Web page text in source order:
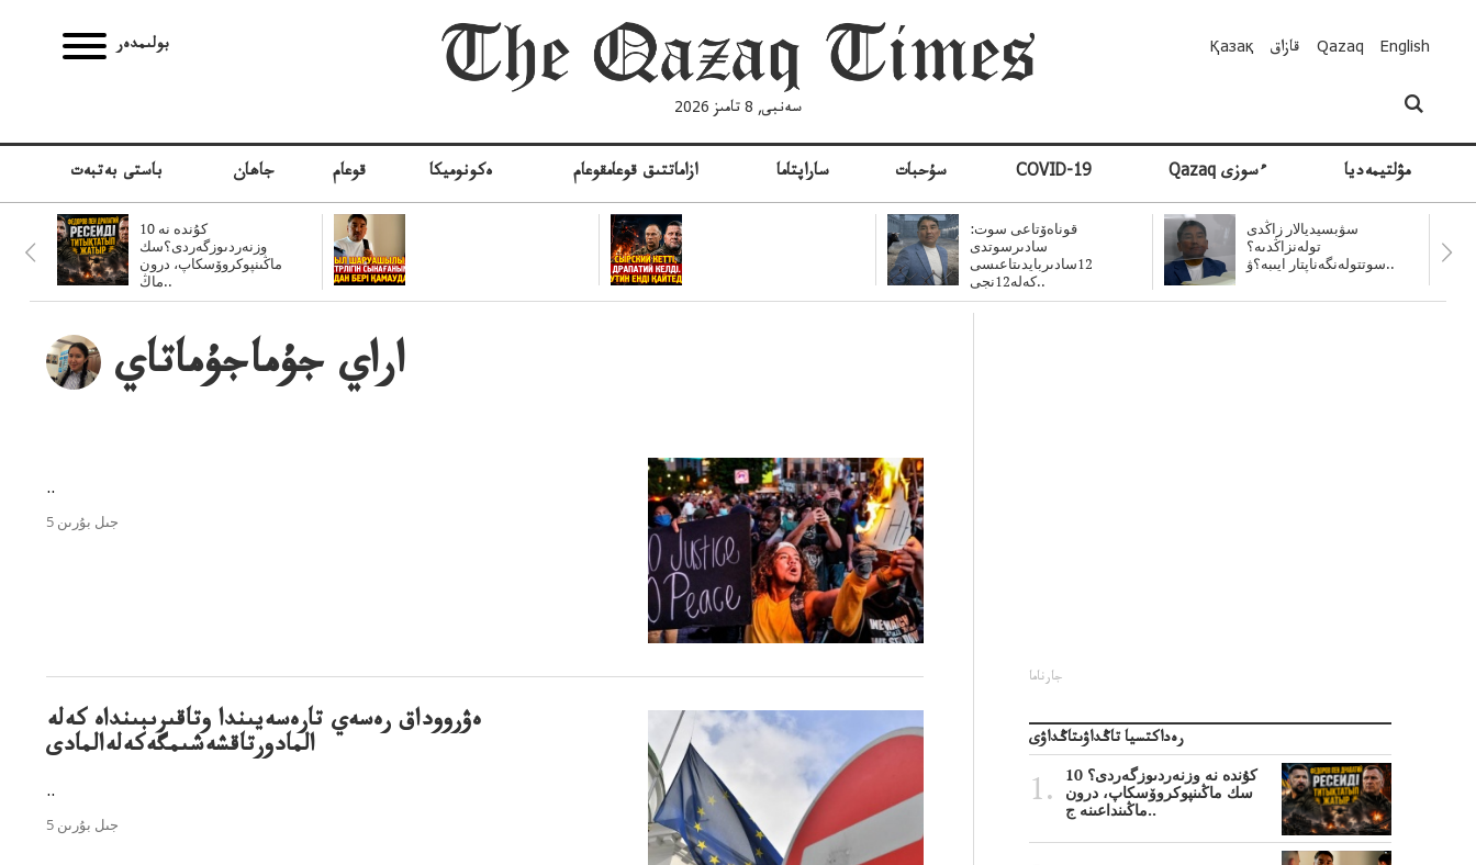
بولىمدەر
سەنبى, 8 تامىز 2026
Қазақ قازاق Qazaq English
باستى بەتبەت جاھان قوعام ەكونوميكا ازاماتتىق قوعامقوعام ساراپتاما سۇحبات COVID-19 Qazaq ءسوزى مۋلتيمەديا
10 كۇندە نە
وزنەردىوزگەردى؟سك
ماڭىنپوكروۆسكاپ، درون
ماڭ..
قوناەۆتاعى سوت:
سادىرسوتدى
12سادىربايدىتاعىسى
كەلە12نجى..
سۋبسيديالار زاڭدى
تولەنزاڭدىە؟
سوتتولەنگەناپتار ايىبە؟ۋ..
اراي جۇماجۇماتاي
..
5 جىل بۇرىن
ەۋرووداق رەسەي تارەسەيىندا وتاقىرىبىنداە كەلە
المادورتاقشەشىمگەكەلەالمادى
..
5 جىل بۇرىن
جارناما
رەداكتسيا تاڭداۋىتاڭداۋى
10 كۇندە نە وزنەردىوزگەردى؟
سك ماڭىنپوكروۆسكاپ، درون
ماڭىنداعىنە ج..